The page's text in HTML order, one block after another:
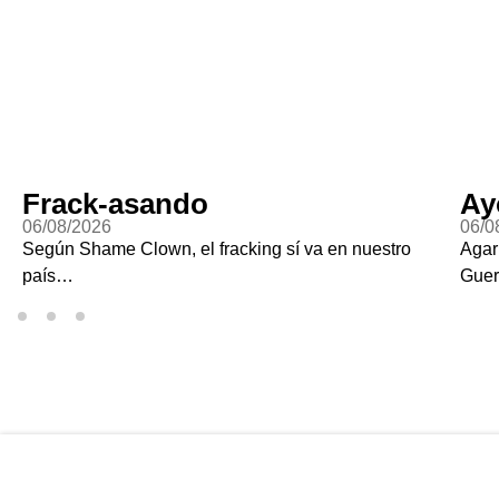
Frack-asando
06/08/2026
Según Shame Clown, el fracking sí va en nuestro
país…
06/